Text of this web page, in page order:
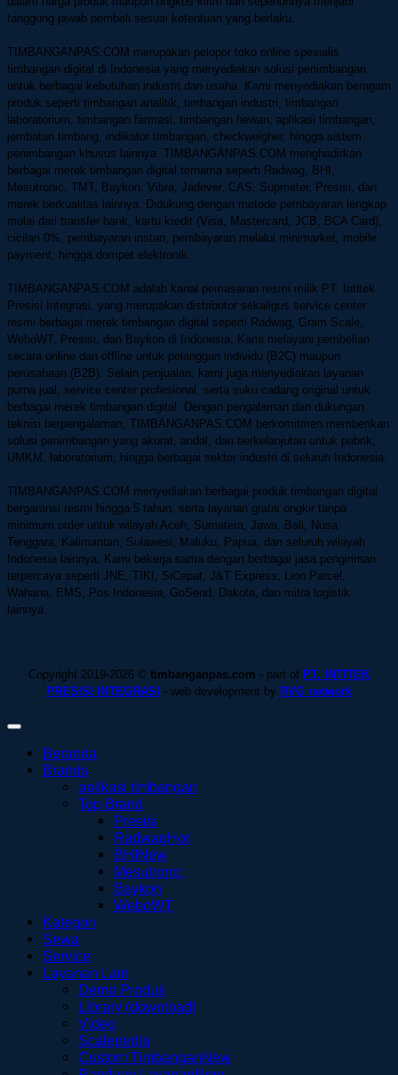
tanggung jawab pembeli sesuai ketentuan yang berlaku.
TIMBANGANPAS.COM merupakan pelopor toko online spesialis
timbangan digital di Indonesia yang menyediakan solusi penimbangan
untuk berbagai kebutuhan industri dan usaha. Kami menyediakan beragam
produk seperti timbangan analitik, timbangan industri, timbangan
laboratorium, timbangan farmasi, timbangan hewan, aplikasi timbangan,
jembatan timbang, indikator timbangan, checkweigher, hingga sistem
penimbangan khusus lainnya. TIMBANGANPAS.COM menghadirkan
berbagai merek timbangan digital ternama seperti Radwag, BHI,
Mesutronic, TMT, Baykon, Vibra, Jadever, CAS, Supmeter, Presisi, dan
merek berkualitas lainnya. Didukung dengan metode pembayaran lengkap
mulai dari transfer bank, kartu kredit (Visa, Mastercard, JCB, BCA Card),
cicilan 0%, pembayaran instan, pembayaran melalui minimarket, mobile
payment, hingga dompet elektronik.
TIMBANGANPAS.COM adalah kanal pemasaran resmi milik PT. Intitek
Presisi Integrasi, yang merupakan distributor sekaligus service center
resmi berbagai merek timbangan digital seperti Radwag, Gram Scale,
WeboWT, Presisi, dan Baykon di Indonesia. Kami melayani pembelian
secara online dan offline untuk pelanggan individu (B2C) maupun
perusahaan (B2B). Selain penjualan, kami juga menyediakan layanan
purna jual, service center profesional, serta suku cadang original untuk
berbagai merek timbangan digital. Dengan pengalaman dan dukungan
teknisi berpengalaman, TIMBANGANPAS.COM berkomitmen memberikan
solusi penimbangan yang akurat, andal, dan berkelanjutan untuk pabrik,
UMKM, laboratorium, hingga berbagai sektor industri di seluruh Indonesia.
TIMBANGANPAS.COM menyediakan berbagai produk timbangan digital
bergaransi resmi hingga 5 tahun, serta layanan gratis ongkir tanpa
minimum order untuk wilayah Aceh, Sumatera, Jawa, Bali, Nusa
Tenggara, Kalimantan, Sulawesi, Maluku, Papua, dan seluruh wilayah
Indonesia lainnya. Kami bekerja sama dengan berbagai jasa pengiriman
terpercaya seperti JNE, TIKI, SiCepat, J&T Express, Lion Parcel,
Wahana, EMS, Pos Indonesia, GoSend, Dakota, dan mitra logistik
lainnya.
Copyright 2019-2026 © timbanganpas.com - part of PT. INTITEK
PRESISI INTEGRASI
- web development by RVG network
Beranda
Brands
aplikasi timbangan
Top Brand
Presisi
Radwag
BHI
Mesutronic
Baykon
WeboWT
Kategori
Sewa
Service
Layanan Lain
Demo Produk
Library (download)
Video
Scalepedia
Custom Timbangan